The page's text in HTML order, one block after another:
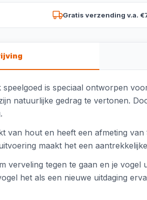
Gratis verzending v.a.
speelgoed is speciaal ontworpen
natuurlijke gedrag te vertonen.
van hout en heeft een afmeting
maakt het een
verveling tegen te gaan en je
het als een nieuwe uitdaging